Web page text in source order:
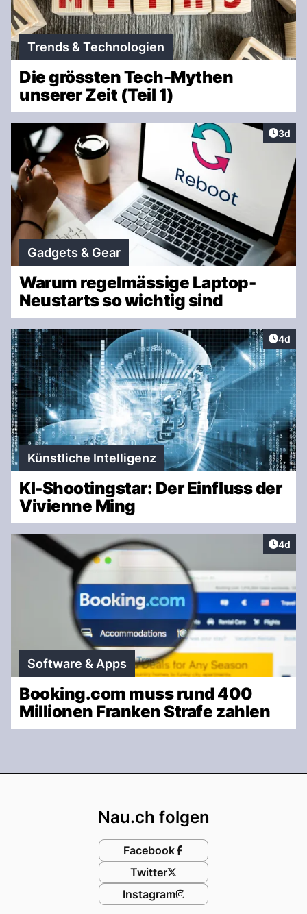
Trends & Technologien
Die grössten Tech-Mythen
unserer Zeit (Teil 1)
3d
Gadgets & Gear
Warum regelmässige Laptop-
Neustarts so wichtig sind
4d
Künstliche Intelligenz
KI-Shootingstar: Der Einfluss der
Vivienne Ming
4d
Software & Apps
Booking.com muss rund 400
Millionen Franken Strafe zahlen
Nau.ch folgen
Facebook
Twitter
Instagram